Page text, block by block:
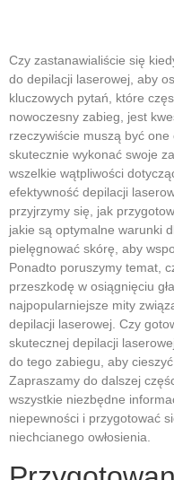
Czy zastanawialiście się
do depilacji laserowej, aby
kluczowych pytań, które
nowoczesny zabieg, jest
rzeczywiście muszą być one
skutecznie wykonać swoje
wszelkie wątpliwości
efektywność depilacji
przyjrzymy się, jak
jakie są optymalne warunki
pielęgnować skórę, aby
Ponadto poruszymy temat,
przeszkodę w osiągnięciu
najpopularniejsze mity
depilacji laserowej. Czy
skutecznej depilacji
do tego zabiegu, aby
Zapraszamy do dalszej
wszystkie niezbędne
niepewności i przygotować
niechcianego owłosienia.